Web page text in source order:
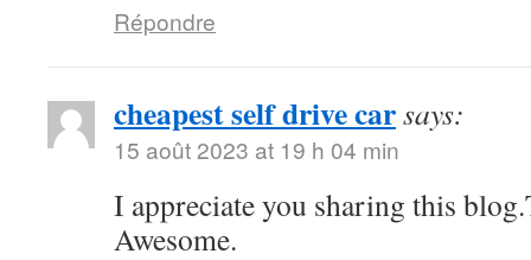
Répondre
cheapest self drive carsays:
15 août 2023 at 19 h 04 min
I appreciate you sharing this
Awesome.